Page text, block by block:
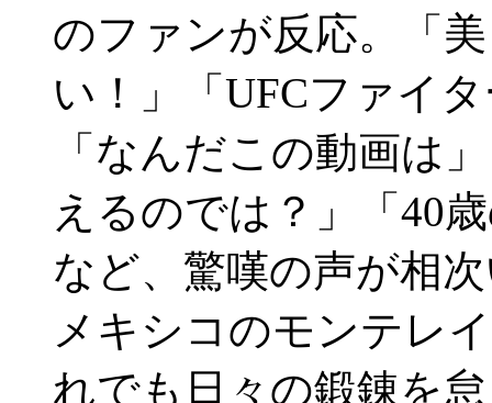
のファンが反応。「
い！」「UFCファイ
「なんだこの動画は
えるのでは？」「40
など、驚嘆の声が相
メキシコのモンテレ
れでも日々の鍛錬を